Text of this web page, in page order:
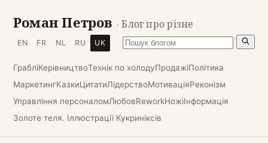
Роман Петров · Блог про різне
EN FR NL RU UK
ГрабліКерівництвоТехнік по холодуПродажіПолітика
МаркетингКазкиЦитатиЛідерствоМотиваціяРеконізм
Управління персоналомЛюбовReworkНожіІнформація
Золоте теля. Іллюстрації Кукриніксів